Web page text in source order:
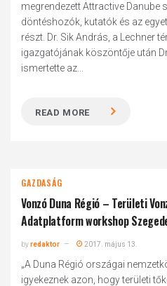
megrendezett Attractive Danube
döntéshozók, kutatók és az
részt. Dr. Sik András, a Lechner
igazgatójának köszöntője után
ismertette az...
READ MORE
GAZDASÁG
Vonzó Duna Régió – Területi
Adatplatform workshop
byredaktor 2017. május 13.
„A Duna Régió országai
igyekeznek azon, hogy területi